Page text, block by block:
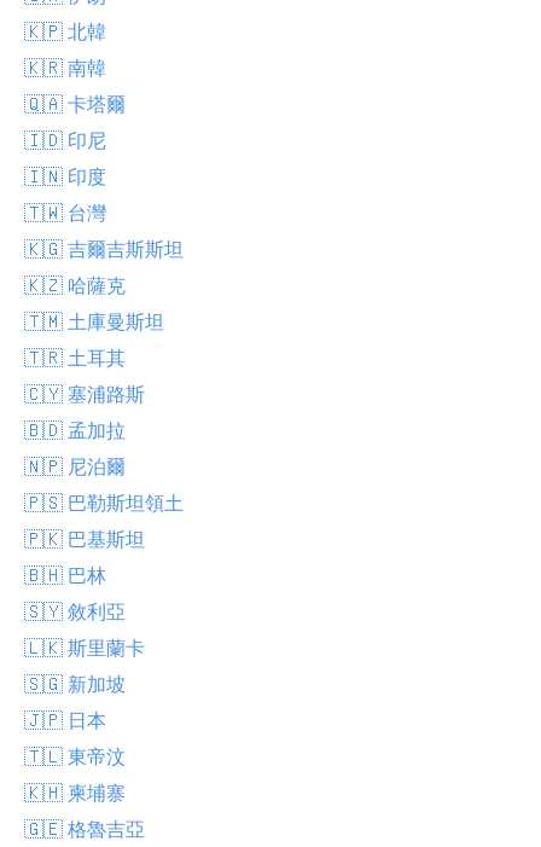
🇰🇵 北韓
🇰🇷 南韓
🇶🇦 卡塔爾
🇮🇩 印尼
🇮🇳 印度
🇹🇼 台灣
🇰🇬 吉爾吉斯斯坦
🇰🇿 哈薩克
🇹🇲 土庫曼斯坦
🇹🇷 土耳其
🇨🇾 塞浦路斯
🇧🇩 孟加拉
🇳🇵 尼泊爾
🇵🇸 巴勒斯坦領土
🇵🇰 巴基斯坦
🇧🇭 巴林
🇸🇾 敘利亞
🇱🇰 斯里蘭卡
🇸🇬 新加坡
🇯🇵 日本
🇹🇱 東帝汶
🇰🇭 柬埔寨
🇬🇪 格魯吉亞